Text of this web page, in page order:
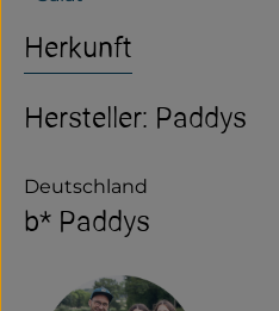
Herkunft
Hersteller: Paddys
Deutschland
b* Paddys